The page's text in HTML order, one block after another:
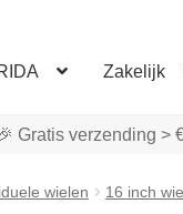
Zakelijk
Gratis verzending >
wielen 16 inch